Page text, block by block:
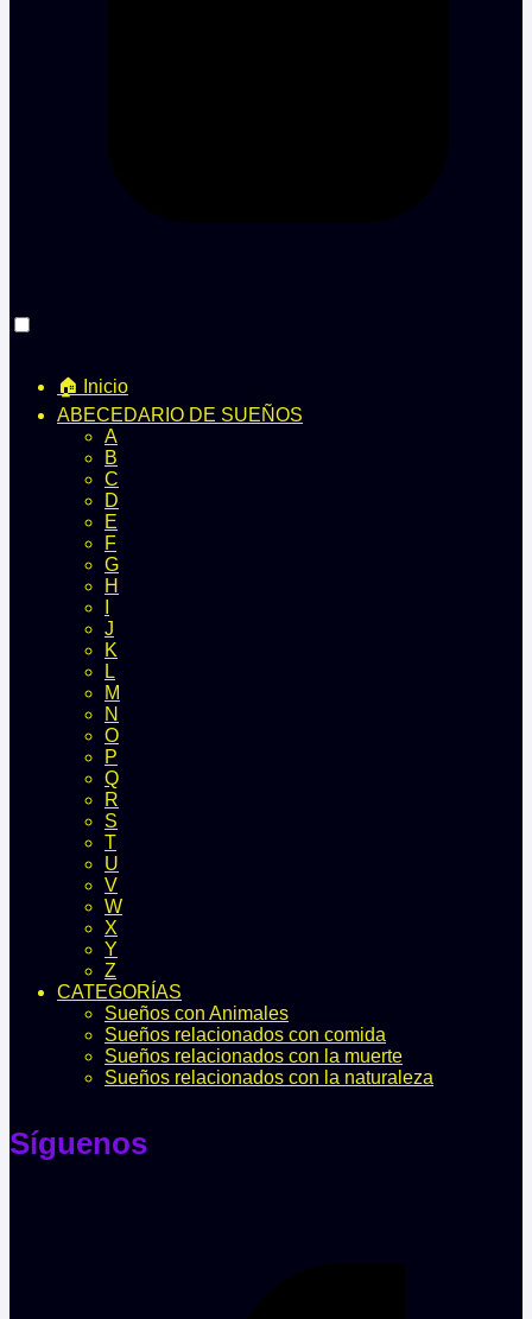
🏠 Inicio
ABECEDARIO DE SUEÑOS
A
B
C
D
E
F
G
H
J
K
L
M
N
O
P
Q
R
S
T
U
V
W
X
Y
Z
CATEGORÍAS
Sueños con Animales
Sueños relacionados con comida
Sueños relacionados con la muerte
Sueños relacionados con la naturaleza
Síguenos